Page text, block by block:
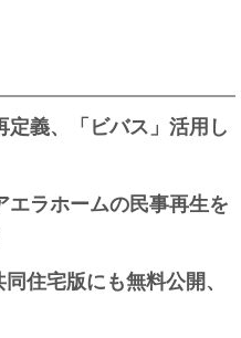
義、「ビバス」活用し
ラホームの民事再生を
住宅版にも無料公開、